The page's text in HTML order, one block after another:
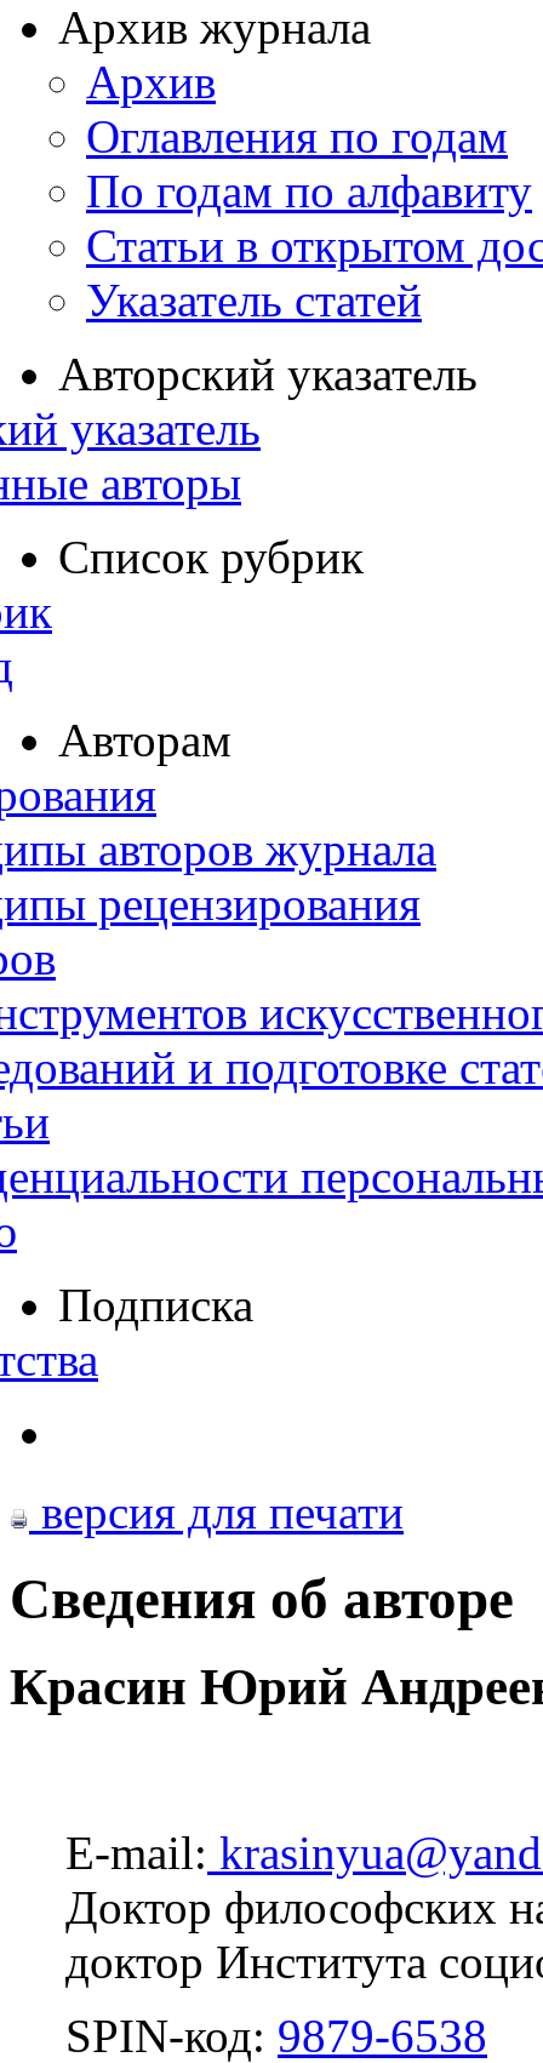
Архив журнала
Архив
Оглавления по годам
По годам по алфавиту
Статьи в открытом
Указатель статей
Авторский указатель
указатель
авторы
Список рубрик
Авторам
авторов журнала
рецензирования
и подготовке
Подписка
версия для печати
Сведения об авторе
Красин Юрий
E-mail:
Доктор философских
доктор Института
SPIN-код: 9879-6538